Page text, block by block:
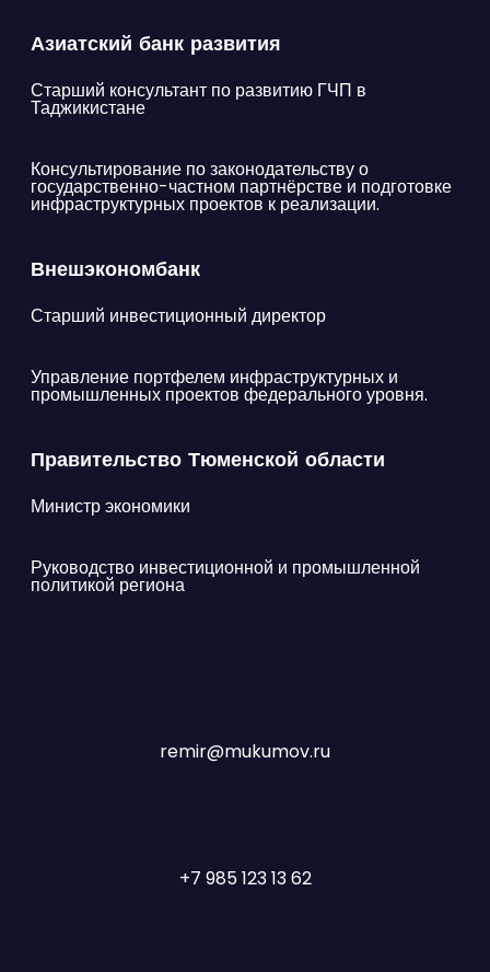
Азиатский банк развития
Старший консультант по развитию ГЧП в
Таджикистане
Консультирование по законодательству о
государственно-частном партнёрстве и подготовке
инфраструктурных проектов к реализации.
Внешэкономбанк
Старший инвестиционный директор
Управление портфелем инфраструктурных и
промышленных проектов федерального уровня.
Правительство Тюменской области
Министр экономики
Руководство инвестиционной и промышленной
политикой региона
remir@mukumov.ru
+7 985 123 13 62